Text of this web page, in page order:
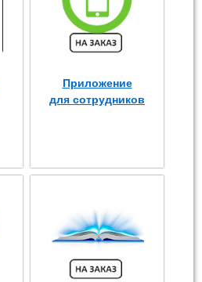
Приложение
для сотрудников